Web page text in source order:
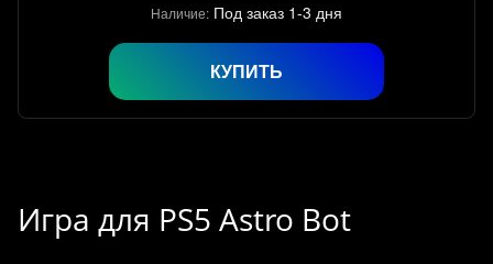
Наличие: Под заказ 1-3 дня
КУПИТЬ
Игра для PS5 Astro Bot